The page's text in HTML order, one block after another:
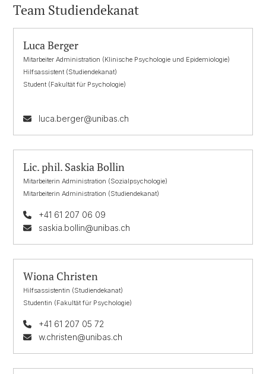
Team Studiendekanat
Luca Berger
Mitarbeiter Administration (Klinische Psychologie und Epidemiologie)
Hilfsassistent (Studiendekanat)
Student (Fakultät für Psychologie)
luca.berger@unibas.ch
Lic. phil. Saskia Bollin
Mitarbeiterin Administration (Sozialpsychologie)
Mitarbeiterin Administration (Studiendekanat)
+41 61 207 06 09
saskia.bollin@unibas.ch
Wiona Christen
Hilfsassistentin (Studiendekanat)
Studentin (Fakultät für Psychologie)
+41 61 207 05 72
w.christen@unibas.ch